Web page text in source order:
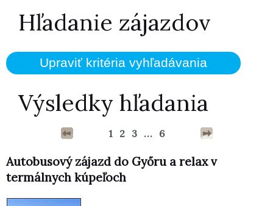
Hľadanie zájazdov
Výsledky hľadania
1 2 3 ... 6
Autobusový zájazd do Győru a relax v
termálnych kúpeľoch